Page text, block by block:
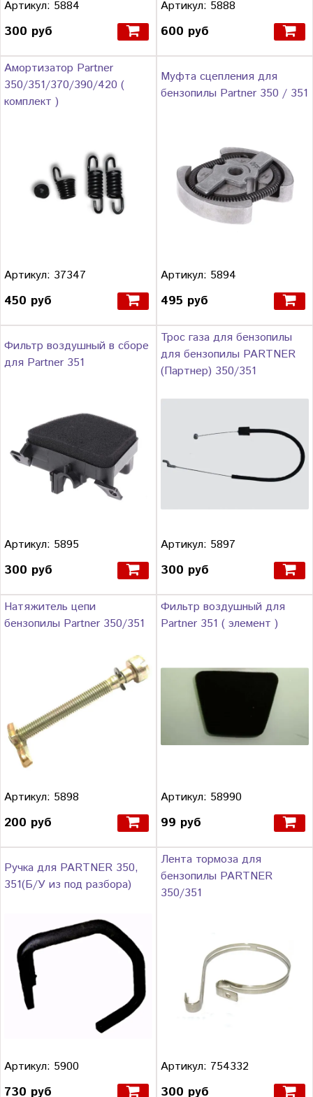
Артикул: 5884
300 руб
Артикул: 5888
600 руб
Амортизатор Partner
350/351/370/390/420 (
комплект )
Артикул: 37347
450 руб
Муфта сцепления для
бензопилы Partner 350 / 351
Артикул: 5894
495 руб
Фильтр воздушный в сборе
для Partner 351
Артикул: 5895
300 руб
Трос газа для бензопилы
для бензопилы PARTNER
(Партнер) 350/351
Артикул: 5897
300 руб
Натяжитель цепи
бензопилы Partner 350/351
Артикул: 5898
200 руб
Фильтр воздушный для
Partner 351 ( элемент )
Артикул: 58990
99 руб
Ручка для PARTNER 350,
351(Б/У из под разбора)
Артикул: 5900
730 руб
Лента тормоза для
бензопилы PARTNER
350/351
Артикул: 754332
300 руб